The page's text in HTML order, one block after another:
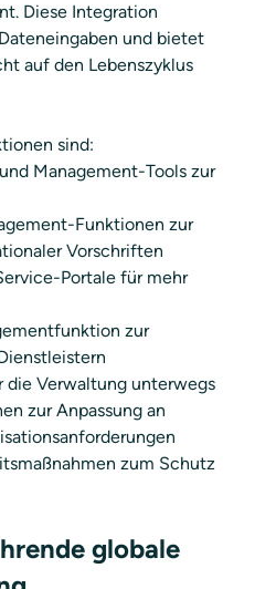
Diese Integration
und bietet
auf den Lebenszyklus
sind:
Management-Tools zur
Funktionen zur
Vorschriften
Portale für mehr
zur
die Verwaltung unterwegs
zur Anpassung an
zum Schutz
globale